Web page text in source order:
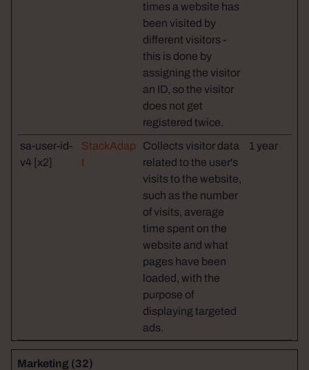
times a website has
been visited by
different visitors -
this is done by
assigning the visitor
an ID, so the visitor
does not get
registered twice.
sa-user-id-
v4 [x2]
StackAdap
t
Collects visitor data
related to the user's
visits to the website,
such as the number
of visits, average
time spent on the
website and what
pages have been
loaded, with the
purpose of
displaying targeted
ads.
1 year
Marketing (32)